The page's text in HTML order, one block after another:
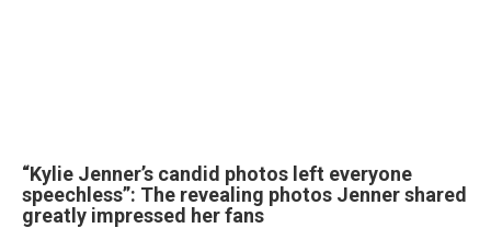
“Kylie Jenner’s candid photos left everyone
speechless”: The revealing photos Jenner shared
greatly impressed her fans